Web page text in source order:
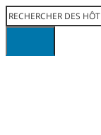
Rechercher